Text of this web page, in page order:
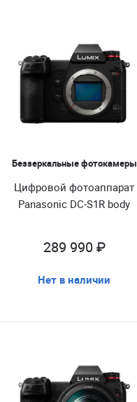
Беззеркальные фотокамеры
Цифровой фотоаппарат
Panasonic DC-S1R body
289 990 ₽
Нет в наличии